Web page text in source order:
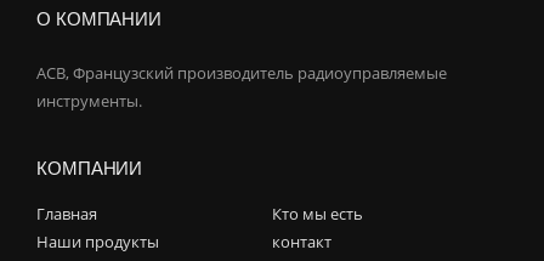
О КОМПАНИИ
ACB, Французский производитель радиоуправляемые
инструменты.
КОМПАНИИ
Главная
Кто мы есть
Наши продукты
контакт